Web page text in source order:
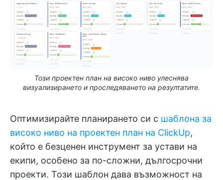
Този проектен план на високо ниво улеснява
визуализирането и проследяването на резултатите.
Оптимизирайте планирането си с шаблона за
високо ниво на проектен план на ClickUp,
който е безценен инструмент за устави на
екипи, особено за по-сложни, дългосрочни
проекти. Този шаблон дава възможност на